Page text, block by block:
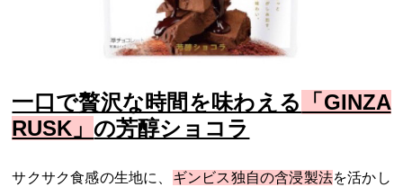
一口で贅沢な時間を味わえる
「GINZA
RUSK」 の芳醇ショコラ
サクサク食感の生地に、 ギンビス独自の含浸製法を活かし